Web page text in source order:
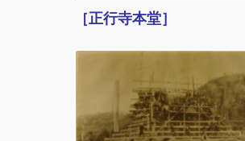
［正行寺本堂］